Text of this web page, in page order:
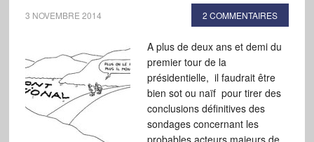
3 NOVEMBRE 2014 2 COMMENTAIRES
A plus de deux ans et demi du
premier tour de la
présidentielle, il faudrait être
bien sot ou naïf pour tirer des
conclusions définitives des
sondages concernant les
probables acteurs majeurs de